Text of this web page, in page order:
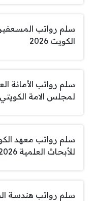
سلم رواتب
الكويت 2026
سلم رواتب الأمانة
لمجلس الامة الكويتي 2026
سلم رواتب معهد
للأبحاث العلمية 2026
سلم رواتب هندسة